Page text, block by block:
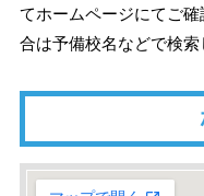
てホームページにてご
合は予備校名などで検索